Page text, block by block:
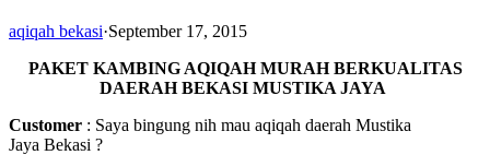
aqiqah bekasi·September 17, 2015
PAKET KAMBING AQIQAH MURAH BERKUALITAS
DAERAH BEKASI MUSTIKA JAYA
Customer : Saya bingung nih mau aqiqah daerah Mustika
Jaya Bekasi ?